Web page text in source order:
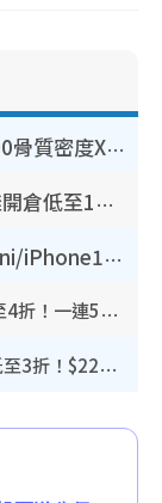
港大推賽馬會強化骨骼計劃！$100骨質密度X光檢查 完成免費運動訓練送超市禮券！附參加資格
開倉優惠 | 尖沙咀海港城名牌波鞋開倉低至1折！On鞋$899起／Joy&Peace鞋履$98起
豐澤優惠勁減低至44折！Mac mini/iPhone17Pro大減價！廚房家電$220起
開倉優惠｜尖沙咀名牌行李箱開倉低至4折！一連5日 American Tourister/ace./Hallmark $200起！
廚具開倉｜特福Tefal廚具/家電開倉低至3折！$220起買平底鍋/炒鑊/湯煲！電飯煲/吸塵機/燙斗$418起